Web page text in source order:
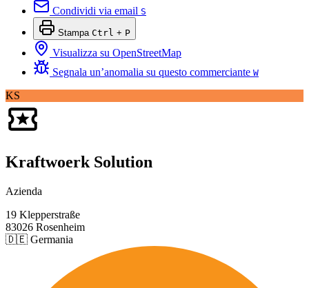
Condividi via email S
Stampa Ctrl + P
Visualizza su OpenStreetMap
Segnala un’anomalia su questo commerciante W
KS
Kraftwoerk Solution
Azienda
19 Klepperstraße
83026 Rosenheim
🇩🇪 Germania